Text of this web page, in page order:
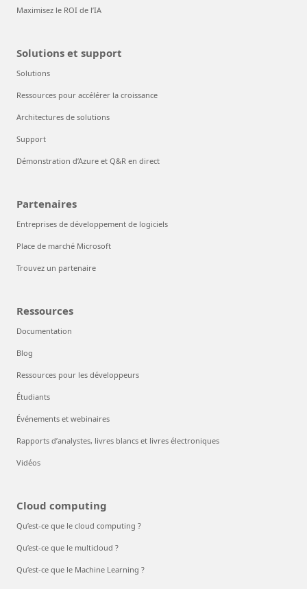
Maximisez le ROI de l’IA
Solutions et support
Solutions
Ressources pour accélérer la croissance
Architectures de solutions
Support
Démonstration d’Azure et Q&R en direct
Partenaires
Entreprises de développement de logiciels
Place de marché Microsoft
Trouvez un partenaire
Ressources
Documentation
Blog
Ressources pour les développeurs
Étudiants
Événements et webinaires
Rapports d’analystes, livres blancs et livres électroniques
Vidéos
Cloud computing
Qu’est-ce que le cloud computing ?
Qu’est-ce que le multicloud ?
Qu’est-ce que le Machine Learning ?